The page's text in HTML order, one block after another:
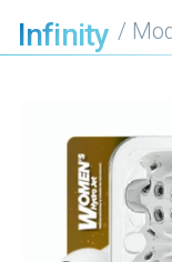
Infinity /